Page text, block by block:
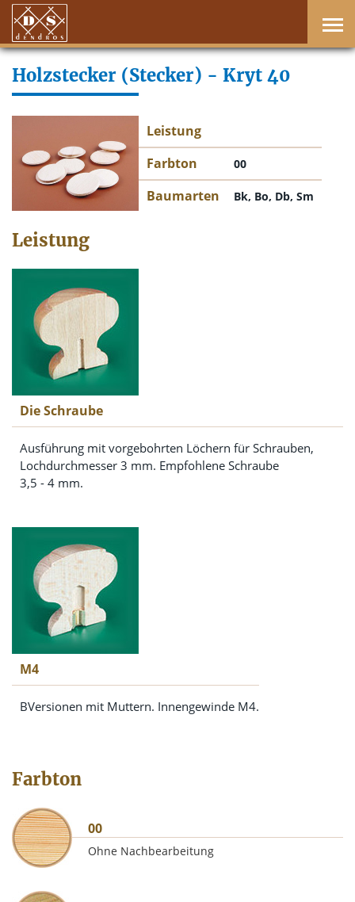
Holzstecker (Stecker) - Kryt 40
Leistung
Farbton
00
Baumarten Bk, Bo, Db, Sm
Leistung
Die Schraube
Ausführung mit vorgebohrten Löchern für Schrauben,
Lochdurchmesser 3 mm. Empfohlene Schraube
3,5 - 4 mm.
M4
BVersionen mit Muttern. Innengewinde M4.
Farbton
00
Ohne Nachbearbeitung